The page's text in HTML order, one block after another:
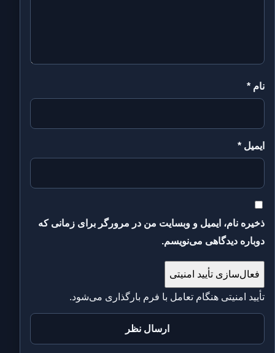
نام *
ایمیل *
ذخیره نام، ایمیل و وبسایت من در مرورگر برای زمانی که
دوباره دیدگاهی می‌نویسم.
فعال‌سازی تأیید امنیتی
تأیید امنیتی هنگام تعامل با فرم بارگذاری می‌شود.